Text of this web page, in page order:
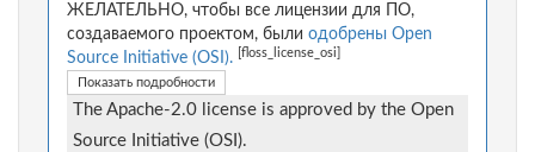
ЖЕЛАТЕЛЬНО, чтобы все лицензии для ПО,
создаваемого проектом, были одобрены Open
Source Initiative (OSI).
[floss_license_osi]
Показать подробности
The Apache-2.0 license is approved by the Open
Source Initiative (OSI).